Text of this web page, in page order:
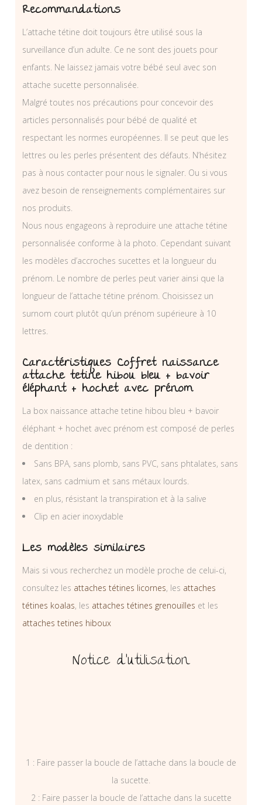
Recommandations
L’attache tétine doit toujours être utilisé sous la
surveillance d’un adulte. Ce ne sont des jouets pour
enfants. Ne laissez jamais votre bébé seul avec son
attache sucette personnalisée.
Malgré toutes nos précautions pour concevoir des
articles personnalisés pour bébé de qualité et
respectant les normes européennes. Il se peut que les
lettres ou les perles présentent des défauts. N’hésitez
pas à nous contacter pour nous le signaler. Ou si vous
avez besoin de renseignements complémentaires sur
nos produits.
Nous nous engageons à reproduire une attache tétine
personnalisée conforme à la photo. Cependant suivant
les modèles d’accroches sucettes et la longueur du
prénom. Le nombre de perles peut varier ainsi que la
longueur de l’attache tétine prénom. Choisissez un
surnom court plutôt qu’un prénom supérieure à 10
lettres.
Caractéristiques Coffret naissance
attache tetine hibou bleu + bavoir
éléphant + hochet avec prénom
La box naissance attache tetine hibou bleu + bavoir
éléphant + hochet avec prénom est composé de perles
de dentition :
Sans BPA, sans plomb, sans PVC, sans phtalates, sans
latex, sans cadmium et sans métaux lourds.
en plus, résistant la transpiration et à la salive
Clip en acier inoxydable
Les modèles similaires
Mais si vous recherchez un modèle proche de celui-ci,
consultez les attaches tétines licornes, les attaches
tétines koalas, les attaches tétines grenouilles et les
attaches tetines hiboux
Notice d’utilisation
1 : Faire passer la boucle de l’attache dans la boucle de
la sucette.
2 : Faire passer la boucle de l’attache dans la sucette